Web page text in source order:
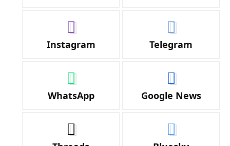
Instagram Telegram
WhatsApp Google News